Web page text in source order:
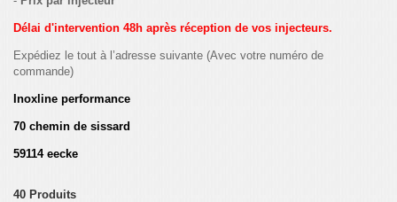
Délai d'intervention 48h après réception de vos injecteurs.
Expédiez le tout à l’adresse suivante (Avec votre numéro de
commande)
Inoxline performance
70 chemin de sissard
59114 eecke
40 Produits